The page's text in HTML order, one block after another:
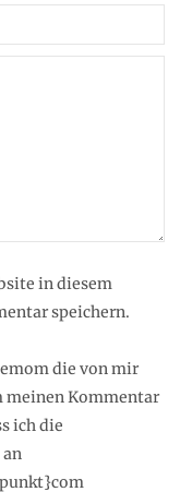
in diesem
speichern.
die von mir
meinen Kommentar
ich die